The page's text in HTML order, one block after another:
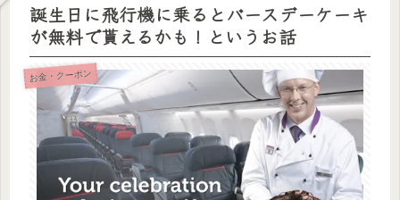
誕生日に飛行機に乗るとバースデーケーキ
が無料で貰えるかも！というお話
お金・クーポン